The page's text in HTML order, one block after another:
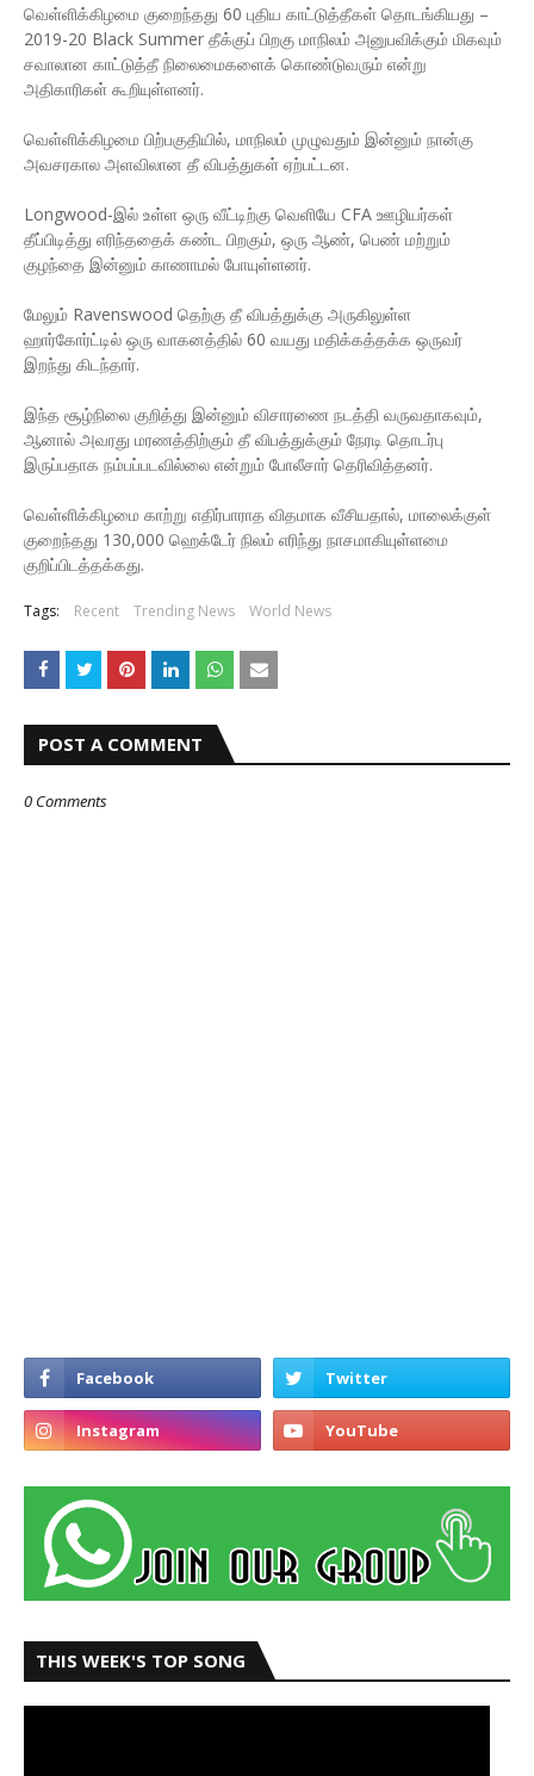
வெள்ளிக்கிழமை குறைந்தது 60 புதிய காட்டுத்தீகள் தொடங்கியது –
2019-20 Black Summer தீக்குப் பிறகு மாநிலம் அனுபவிக்கும் மிகவும்
சவாலான காட்டுத்தீ நிலைமைகளைக் கொண்டுவரும் என்று
அதிகாரிகள் கூறியுள்ளனர்.
வெள்ளிக்கிழமை பிற்பகுதியில், மாநிலம் முழுவதும் இன்னும் நான்கு
அவசரகால அளவிலான தீ விபத்துகள் ஏற்பட்டன.
Longwood-இல் உள்ள ஒரு வீட்டிற்கு வெளியே CFA ஊழியர்கள்
தீப்பிடித்து எரிந்ததைக் கண்ட பிறகும், ஒரு ஆண், பெண் மற்றும்
குழந்தை இன்னும் காணாமல் போயுள்ளனர்.
மேலும் Ravenswood தெற்கு தீ விபத்துக்கு அருகிலுள்ள
ஹார்கோர்ட்டில் ஒரு வாகனத்தில் 60 வயது மதிக்கத்தக்க ஒருவர்
இறந்து கிடந்தார்.
இந்த சூழ்நிலை குறித்து இன்னும் விசாரணை நடத்தி வருவதாகவும்,
ஆனால் அவரது மரணத்திற்கும் தீ விபத்துக்கும் நேரடி தொடர்பு
இருப்பதாக நம்பப்படவில்லை என்றும் போலீசார் தெரிவித்தனர்.
வெள்ளிக்கிழமை காற்று எதிர்பாராத விதமாக வீசியதால், மாலைக்குள்
குறைந்தது 130,000 ஹெக்டேர் நிலம் எரிந்து நாசமாகியுள்ளமை
குறிப்பிடத்தக்கது.
Tags: Recent Trending News World News
POST A COMMENT
0 Comments
THIS WEEK'S TOP SONG